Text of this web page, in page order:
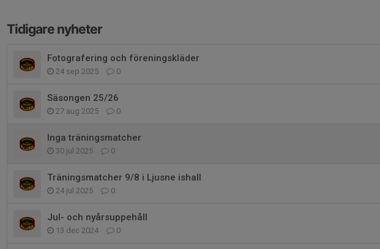
Tidigare nyheter
Fotografering och föreningskläder
24 sep 2025 0
Säsongen 25/26
27 aug 2025 0
Inga träningsmatcher
30 jul 2025 0
Träningsmatcher 9/8 i Ljusne ishall
24 jul 2025 0
Jul- och nyårsuppehåll
13 dec 2024 0